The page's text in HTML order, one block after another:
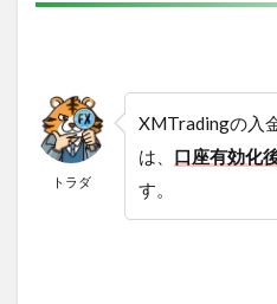
トラダ
XMTradingの入
は、 口座有効化
す。